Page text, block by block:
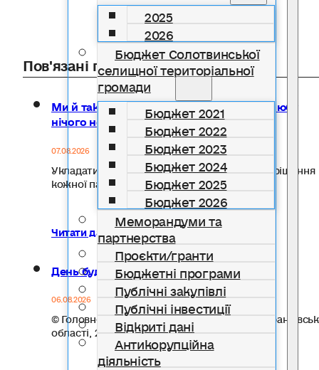
2025
2026
Бюджет Солотвинської
селищної територіальної
громади
Бюджет 2021
Бюджет 2022
Бюджет 2023
Бюджет 2024
Бюджет 2025
Бюджет 2026
Меморандуми та
партнерства
Проєкти/гранти
Бюджетні програми
Публічні закупівлі
Публічні інвестиції
Відкриті дані
Антикорупційна
діяльність
Пов'язані публікації
Ми й так сім’я: чи справді реєстрація шлюбу
нічого не змінює
07.08.2026
Укладати чи не укладати шлюб — особисте рішення
кожної пари.…
Читати далі...
День будівельника
06.08.2026
© Головне управління статистики в Івано-
області, 2026